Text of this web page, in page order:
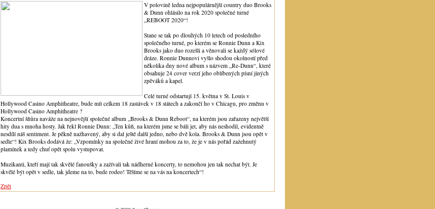
V polovině ledna nejpopulárnější country duo Brooks
& Dunn ohlásilo na rok 2020 společné turné
„REBOOT 2020“!
Stane se tak po dlouhých 10 letech od posledního
společného turné, po kterém se Ronnie Dunn a Kix
Brooks jako duo rozešli a věnovali se každý sólové
dráze. Ronnie Dunnovi vyšlo shodou okolností před
několika dny nové album s názvem „Re-Dunn“, které
obsahuje 24 cover verzí jeho oblíbených písní jiných
zpěváků a kapel.
Celé turné odstartují 15. května v St. Louis v
Hollywood Casino Amphitheatre, bude mít celkem 18 zastávek v 18 státech a zakončí ho v Chicagu, pro změnu v
Hollywood Casino Amphitheatre ?
Koncertní šňůra naváže na nejnovější společné album „Brooks & Dunn Reboot“, na kterém jsou zařazeny největší
hity dua s mnoha hosty. Jak řekl Ronnie Dunn: „Ten kůň, na kterém jsme se báli jet, aby nás neshodil, evidentně
nesdílí náš sentiment. Je pěkně nažhavený, aby si dal ještě další jedno, nebo dvě kola. Brooks & Dunn jsou opět v
sedle“! Kix Brooks dodává že: „Vzpomínky na společné živé hraní mohou za to, že je v nás pořád zažehnutý
plamínek a tedy chuť opět spolu vystupovat.
Muzikanti, kteří mají tak skvělé fanoušky a zažívali tak nádherné koncerty, to nemohou jen tak nechat být. Je
skvělé být opět v sedle, tak jdeme na to, bude rodeo! Těšíme se na vás na koncertech“!
Zpět